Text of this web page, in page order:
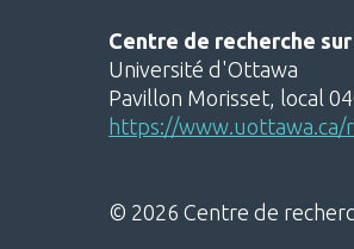
Centre de recherche
Université d'Ottawa
Pavillon Morisset, local
https://www.uottawa.ca/
© 2026 Centre de